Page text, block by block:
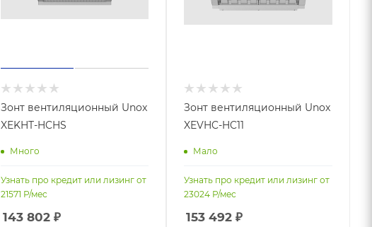
Зонт вентиляционный Unox
XEKHT-HCHS
Много
Узнать про кредит или лизинг от
21571 Р/мес
143 802₽
Зонт вентиляционный Unox
XEVHC-HC11
Мало
Узнать про кредит или лизинг от
23024 Р/мес
153 492 ₽